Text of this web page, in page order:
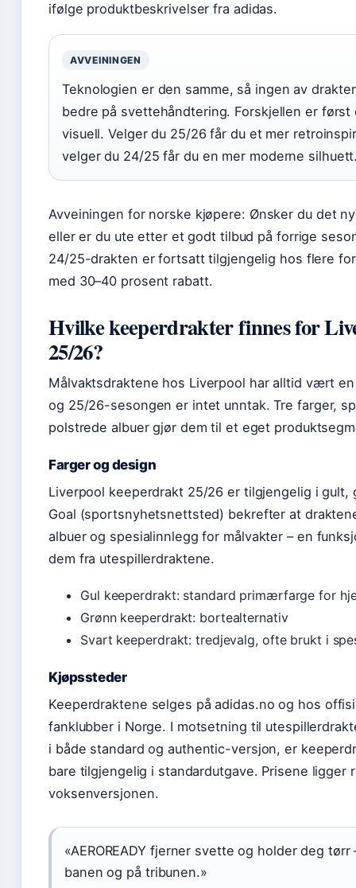
ifølge produktbeskrivelser fra adidas.
AVVEININGEN
Teknologien er den samme, så ingen av
bedre på svettehåndtering. Forskjellen er først
visuell. Velger du 25/26 får du et mer
velger du 24/25 får du en mer moderne
Avveiningen for norske kjøpere: Ønsker du det
eller er du ute etter et godt tilbud på forrige
24/25-drakten er fortsatt tilgjengelig hos flere
med 30–40 prosent rabatt.
Hvilke keeperdrakter finnes for
25/26?
Målvaktsdraktene hos Liverpool har alltid vært
og 25/26-sesongen er intet unntak. Tre farger,
polstrede albuer gjør dem til et eget
Farger og design
Liverpool keeperdrakt 25/26 er tilgjengelig i gult,
Goal (sportsnyhetsnettsted) bekrefter at
albuer og spesialinnlegg for målvakter – en
dem fra utespillerdraktene.
Gul keeperdrakt: standard primærfarge for
Grønn keeperdrakt: bortealternativ
Svart keeperdrakt: tredjevalg, ofte brukt i
Kjøpssteder
Keeperdraktene selges på adidas.no og hos
fanklubber i Norge. I motsetning til
i både standard og authentic-versjon, er
bare tilgjengelig i standardutgave. Prisene ligger
voksenversjonen.
«AEROREADY fjerner svette og holder deg tørr
banen og på tribunen.»